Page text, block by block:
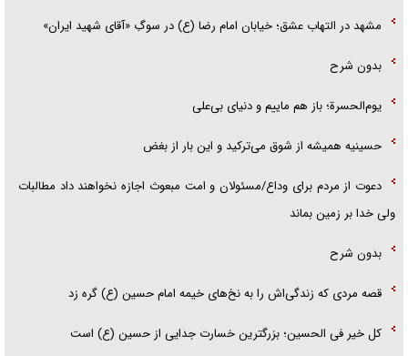
مشهد در التهاب عشق؛ خیابان امام رضا (ع) در سوگِ «آقای شهید ایران»
بدون شرح
یوم‌الحسرة؛ باز هم ماییم و دنیای بی‌علی
حسینیه همیشه از شوق می‌ترکید و این بار از بغض
دعوت از مردم برای وداع/مسئولان و امت مبعوث اجازه نخواهند داد مطالبات
ولی خدا بر زمین بماند
بدون شرح
قصه مردی که زندگی‌اش را به نخ‌های خیمه امام حسین (ع) گره زد
کل خیر فی الحسین؛ بزرگترین خسارت جدایی از حسین (ع) است